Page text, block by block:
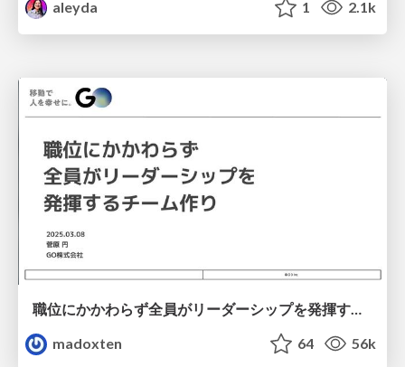
aleyda
1 2.1k
職位にかかわらず全員がリーダーシップを発揮するチーム作り / Building a team where everyone can demonstrate leadership regardless of position
madoxten
64 56k